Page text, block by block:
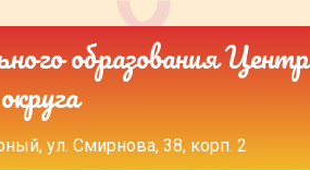
образования Центр
ул. Смирнова, 38, корп. 2